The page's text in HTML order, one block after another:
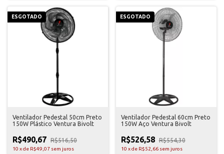
ESGOTADO
Ventilador Pedestal 50cm Preto
150W Plástico Ventura Bivolt
R$490,67 R$516,50
10 xde R$49,07 sem juros
ESGOTADO
Ventilador Pedestal 60cm Preto
150W Aço Ventura Bivolt
R$526,58 R$554,30
10 xde R$52,66 sem juros